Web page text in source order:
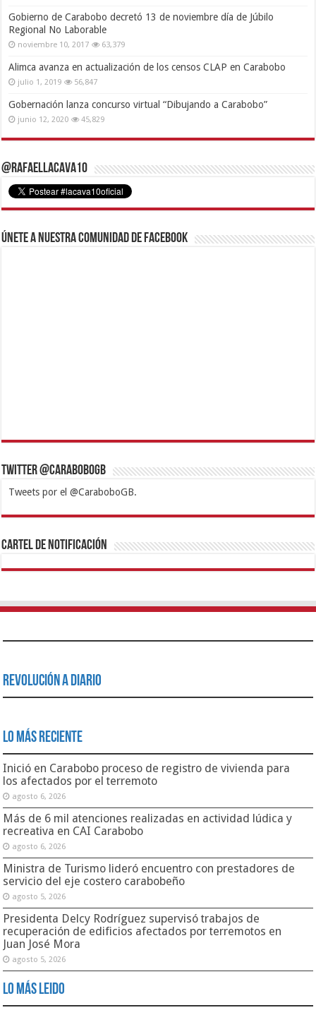
Gobierno de Carabobo decretó 13 de noviembre día de Júbilo
Regional No Laborable
noviembre 10, 2017 63,379
Alimca avanza en actualización de los censos CLAP en Carabobo
julio 1, 2019 56,847
Gobernación lanza concurso virtual “Dibujando a Carabobo”
junio 12, 2020 45,829
@RafaelLacava10
Únete a nuestra comunidad de Facebook
Twitter @CaraboboGB
Tweets por el @CaraboboGB.
1xbetBetturkeyBetistKralbetSupertotobetTipobetMatadorbetMariobet
https://mvbcasino.com/
Cartel de Notificación
Revolución a Diario
Lo Más Reciente
Inició en Carabobo proceso de registro de vivienda para
los afectados por el terremoto
agosto 6, 2026
Más de 6 mil atenciones realizadas en actividad lúdica y
recreativa en CAI Carabobo
agosto 6, 2026
Ministra de Turismo lideró encuentro con prestadores de
servicio del eje costero carabobeño
agosto 5, 2026
Presidenta Delcy Rodríguez supervisó trabajos de
recuperación de edificios afectados por terremotos en
Juan José Mora
agosto 5, 2026
Lo Más Leido